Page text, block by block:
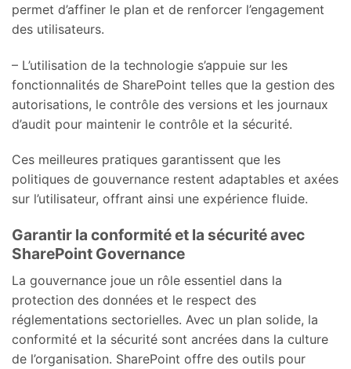
permet d’affiner le plan et de renforcer l’engagement
des utilisateurs.
– L’utilisation de la technologie s’appuie sur les
fonctionnalités de SharePoint telles que la gestion des
autorisations, le contrôle des versions et les journaux
d’audit pour maintenir le contrôle et la sécurité.
Ces meilleures pratiques garantissent que les
politiques de gouvernance restent adaptables et axées
sur l’utilisateur, offrant ainsi une expérience fluide.
Garantir la conformité et la sécurité avec
SharePoint Governance
La gouvernance joue un rôle essentiel dans la
protection des données et le respect des
réglementations sectorielles. Avec un plan solide, la
conformité et la sécurité sont ancrées dans la culture
de l’organisation. SharePoint offre des outils pour